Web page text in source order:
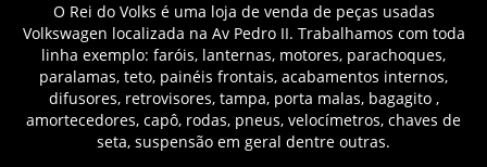
O Rei do Volks é uma loja de venda de peças usadas
Volkswagen localizada na Av Pedro II. Trabalhamos com toda
linha exemplo: faróis, lanternas, motores, parachoques,
paralamas, teto, painéis frontais, acabamentos internos,
difusores, retrovisores, tampa, porta malas, bagagito ,
amortecedores, capô, rodas, pneus, velocímetros, chaves de
seta, suspensão em geral dentre outras.